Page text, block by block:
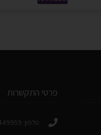
פרטי התקשרות
טלפון: 09-7449959 | 3730*